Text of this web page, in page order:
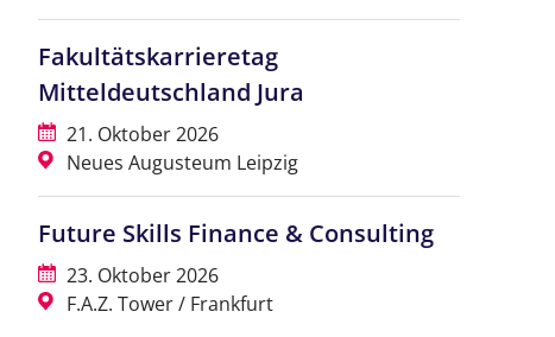
Fakultätskarrieretag
Mitteldeutschland Jura
21. Oktober 2026
Neues Augusteum Leipzig
Future Skills Finance & Consulting
23. Oktober 2026
F.A.Z. Tower / Frankfurt